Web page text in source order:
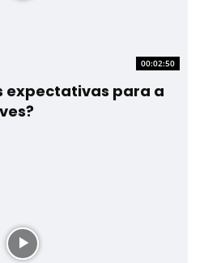
00:02:50
expectativas para a